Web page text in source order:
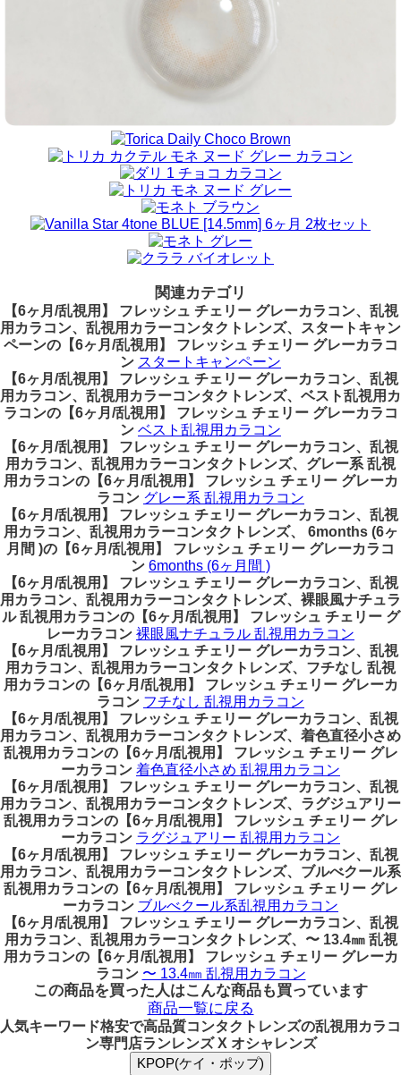
関連カテゴリ
【6ヶ月/乱視用】 フレッシュ チェリー グレーカラコン、乱視
用カラコン、乱視用カラーコンタクトレンズ、スタートキャン
ペーンの【6ヶ月/乱視用】 フレッシュ チェリー グレーカラコ
ン スタートキャンペーン
【6ヶ月/乱視用】 フレッシュ チェリー グレーカラコン、乱視
用カラコン、乱視用カラーコンタクトレンズ、ベスト乱視用カ
ラコンの【6ヶ月/乱視用】 フレッシュ チェリー グレーカラコ
ン ベスト乱視用カラコン
【6ヶ月/乱視用】 フレッシュ チェリー グレーカラコン、乱視
用カラコン、乱視用カラーコンタクトレンズ、グレー系 乱視
用カラコンの【6ヶ月/乱視用】 フレッシュ チェリー グレーカ
ラコン グレー系 乱視用カラコン
【6ヶ月/乱視用】 フレッシュ チェリー グレーカラコン、乱視
用カラコン、乱視用カラーコンタクトレンズ、 6months (6ヶ
月間 )の【6ヶ月/乱視用】 フレッシュ チェリー グレーカラコ
ン 6months (6ヶ月間 )
【6ヶ月/乱視用】 フレッシュ チェリー グレーカラコン、乱視
用カラコン、乱視用カラーコンタクトレンズ、裸眼風ナチュラ
ル 乱視用カラコンの【6ヶ月/乱視用】 フレッシュ チェリー グ
レーカラコン 裸眼風ナチュラル 乱視用カラコン
【6ヶ月/乱視用】 フレッシュ チェリー グレーカラコン、乱視
用カラコン、乱視用カラーコンタクトレンズ、フチなし 乱視
用カラコンの【6ヶ月/乱視用】 フレッシュ チェリー グレーカ
ラコン フチなし 乱視用カラコン
【6ヶ月/乱視用】 フレッシュ チェリー グレーカラコン、乱視
用カラコン、乱視用カラーコンタクトレンズ、着色直径小さめ
乱視用カラコンの【6ヶ月/乱視用】 フレッシュ チェリー グレ
ーカラコン 着色直径小さめ 乱視用カラコン
【6ヶ月/乱視用】 フレッシュ チェリー グレーカラコン、乱視
用カラコン、乱視用カラーコンタクトレンズ、ラグジュアリー
乱視用カラコンの【6ヶ月/乱視用】 フレッシュ チェリー グレ
ーカラコン ラグジュアリー 乱視用カラコン
【6ヶ月/乱視用】 フレッシュ チェリー グレーカラコン、乱視
用カラコン、乱視用カラーコンタクトレンズ、ブルべクール系
乱視用カラコンの【6ヶ月/乱視用】 フレッシュ チェリー グレ
ーカラコン ブルべクール系乱視用カラコン
【6ヶ月/乱視用】 フレッシュ チェリー グレーカラコン、乱視
用カラコン、乱視用カラーコンタクトレンズ、〜 13.4㎜ 乱視
用カラコンの【6ヶ月/乱視用】 フレッシュ チェリー グレーカ
ラコン 〜 13.4㎜ 乱視用カラコン
この商品を買った人はこんな商品も買っています
商品一覧に戻る
人気キーワード格安で高品質コンタクトレンズの乱視用カラコ
ン専門店ランレンズ X オシャレンズ